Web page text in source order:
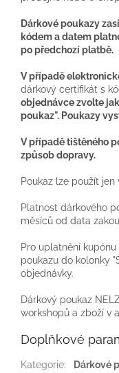
Dárkové poukazy
kódem a datem
po předchozí platbě.
V případě
dárkový certifikát s
objednávce zvolte
poukaz". Poukazy
V případě tištěného
způsob dopravy.
Poukaz lze použít
Platnost dárkového
měsíců od data
Pro uplatnění
poukazu do kolonky
objednávky.
Dárkový poukaz
workshopů a zboží v
Doplňkové
Kategorie: Dárkové